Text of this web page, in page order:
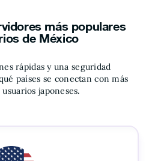
más populares
de México
rápidas y una seguridad
países se conectan con más
japoneses.